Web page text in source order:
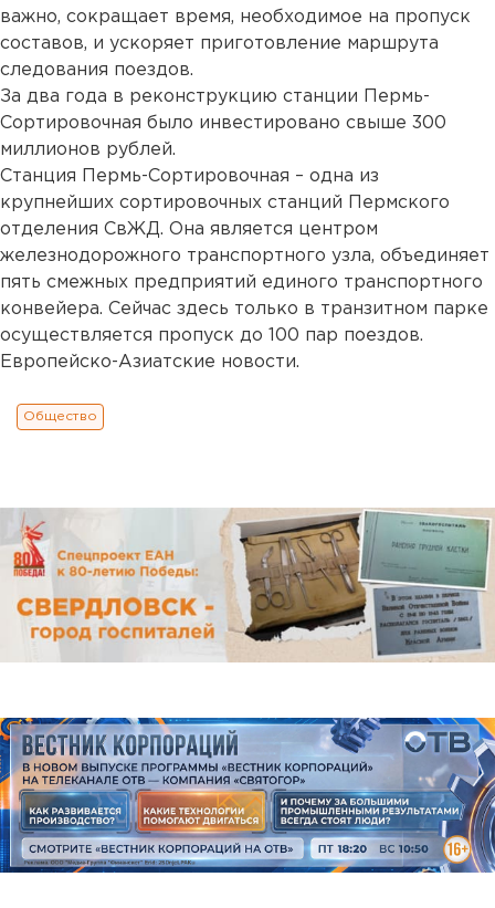
важно, сокращает время, необходимое на пропуск
составов, и ускоряет приготовление маршрута
следования поездов.
За два года в реконструкцию станции Пермь-
Сортировочная было инвестировано свыше 300
миллионов рублей.
Станция Пермь-Сортировочная – одна из
крупнейших сортировочных станций Пермского
отделения СвЖД. Она является центром
железнодорожного транспортного узла, объединяет
пять смежных предприятий единого транспортного
конвейера. Сейчас здесь только в транзитном парке
осуществляется пропуск до 100 пар поездов.
Европейско-Азиатские новости.
Общество